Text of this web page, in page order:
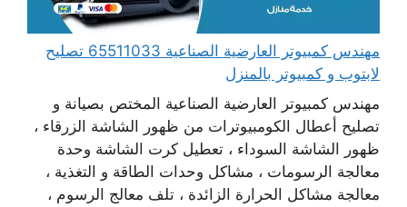
مهندس كمبيوتر العارضية الصناعية 65511033 تصليح
لابتوب و كمبيوتر بالمنزل
مهندس كمبيوتر العارضية الصناعية المختص بصيانة و
تصليح أعطال الكومبيوترات من ظهور الشاشة الزرقاء ،
ظهور الشاشة السوداء ، تعطيل كرت الشاشة وحدة
معالجة الرسومات ، مشاكل وحدات الطاقة و التغذية ،
معالجة مشاكل الحرارة الزائدة ، تلف معالج الرسوم ،